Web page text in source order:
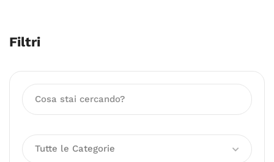
Filtri
Tutte le Categorie